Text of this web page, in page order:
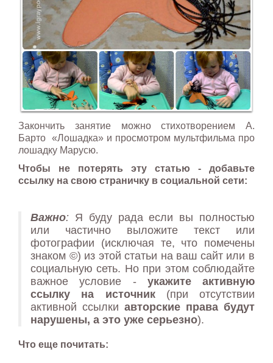
Закончить занятие можно стихотворением А.
Барто «Лошадка» и просмотром мультфильма про
лошадку Марусю.
Чтобы не потерять эту статью - добавьте
ссылку на свою страничку в социальной сети:
Важно: Я буду рада если вы полностью
или частично выложите текст или
фотографии (исключая те, что помечены
знаком ©) из этой статьи на ваш сайт или в
социальную сеть. Но при этом соблюдайте
важное условие - укажите активную
ссылку на источник(при отсутствии
активной ссылки авторские права будут
нарушены, а это уже серьезно).
Что еще почитать: